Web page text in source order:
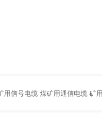
电缆 橡套软电缆YZ-3*1.5+1 YCW橡胶电缆3*10+1*6 船用橡套软电缆CEFR-3*2.5 煤矿用移动橡套软电缆MY3*4+1*4